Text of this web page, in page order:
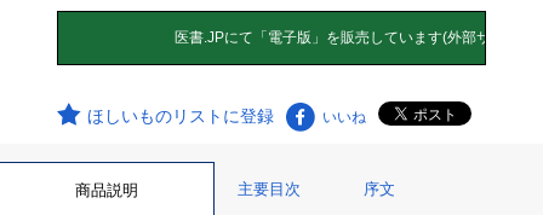
ほしいものリストに登録 いいね
商品説明 主要目次 序文